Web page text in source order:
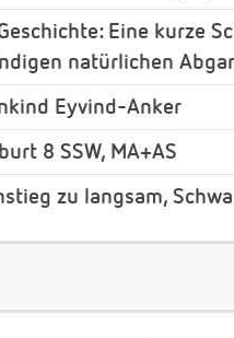
Eine kurze
natürlichen
Eyvind-Anker
8 SSW, MA+AS
zu langsam,